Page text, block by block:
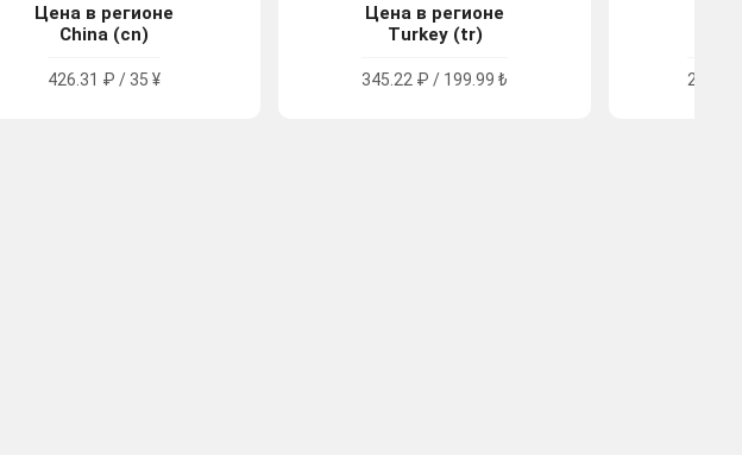
Цена в регионе
China (cn)
426.31 ₽ / 35 ¥
Цена в регионе
Turkey (tr)
345.22 ₽ / 199.99 ₺